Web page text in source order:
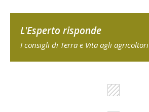
L'Esperto risponde
I consigli di Terra e Vita agli agricoltori